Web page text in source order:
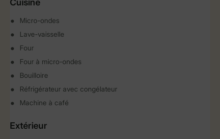
Cuisine
Micro-ondes
Lave-vaisselle
Four
Four à micro-ondes
Bouilloire
Réfrigérateur avec congélateur
Machine à café
Extérieur